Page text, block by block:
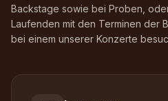
Backstage sowie bei Proben,
Laufenden mit den Terminen der
bei einem unserer Konzerte